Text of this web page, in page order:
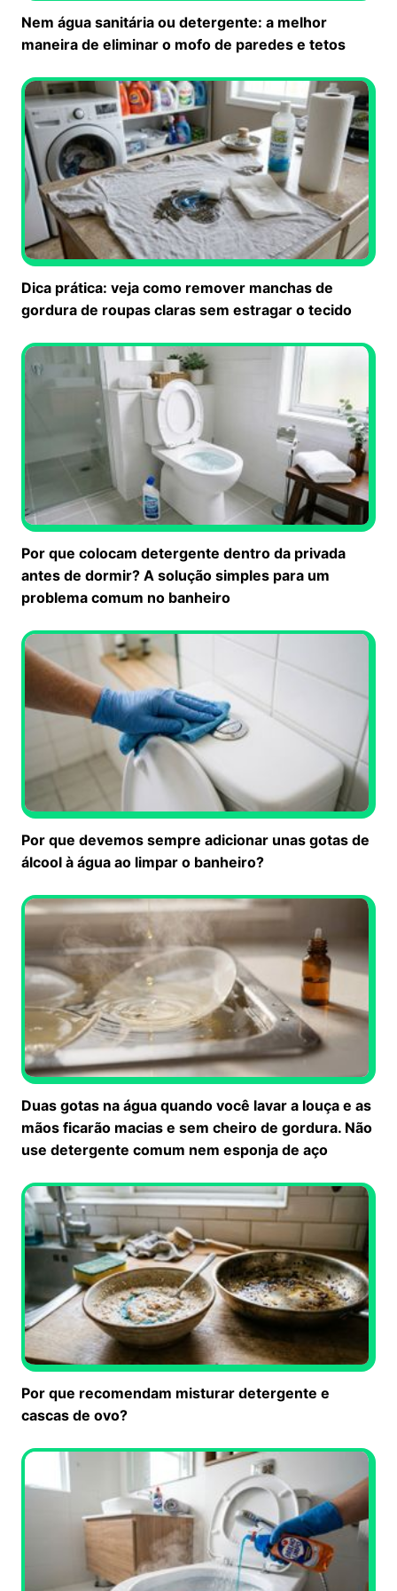
Nem água sanitária ou detergente: a melhor
maneira de eliminar o mofo de paredes e tetos
Dica prática: veja como remover manchas de
gordura de roupas claras sem estragar o tecido
Por que colocam detergente dentro da privada
antes de dormir? A solução simples para um
problema comum no banheiro
Por que devemos sempre adicionar unas gotas de
álcool à água ao limpar o banheiro?
Duas gotas na água quando você lavar a louça e as
mãos ficarão macias e sem cheiro de gordura. Não
use detergente comum nem esponja de aço
Por que recomendam misturar detergente e
cascas de ovo?